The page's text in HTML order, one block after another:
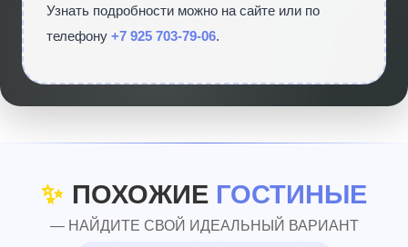
Узнать подробности можно на сайте или по
телефону +7 925 703-79-06.
✨ ПОХОЖИЕ ГОСТИНЫЕ
— НАЙДИТЕ СВОЙ ИДЕАЛЬНЫЙ ВАРИАНТ